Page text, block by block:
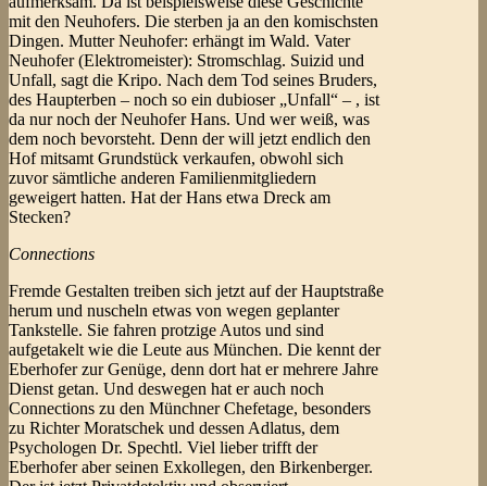
mit den Neuhofers. Die sterben ja an den komischsten
Dingen. Mutter Neuhofer: erhängt im Wald. Vater
Neuhofer (Elektromeister): Stromschlag. Suizid und
Unfall, sagt die Kripo. Nach dem Tod seines Bruders,
des Haupterben – noch so ein dubioser „Unfall“ – , ist
da nur noch der Neuhofer Hans. Und wer weiß, was
dem noch bevorsteht. Denn der will jetzt endlich den
Hof mitsamt Grundstück verkaufen, obwohl sich
zuvor sämtliche anderen Familienmitgliedern
geweigert hatten. Hat der Hans etwa Dreck am
Stecken?
Connections
Fremde Gestalten treiben sich jetzt auf der Hauptstraße
herum und nuscheln etwas von wegen geplanter
Tankstelle. Sie fahren protzige Autos und sind
aufgetakelt wie die Leute aus München. Die kennt der
Eberhofer zur Genüge, denn dort hat er mehrere Jahre
Dienst getan. Und deswegen hat er auch noch
Connections zu den Münchner Chefetage, besonders
zu Richter Moratschek und dessen Adlatus, dem
Psychologen Dr. Spechtl. Viel lieber trifft der
Eberhofer aber seinen Exkollegen, den Birkenberger.